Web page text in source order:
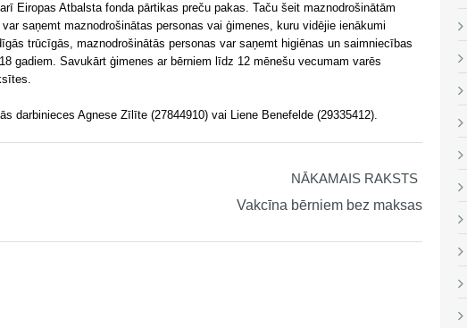
Eiropas Atbalsta fonda pārtikas preču pakas. Taču šeit maznodrošinātām
saņemt maznodrošinātas personas vai ģimenes, kuru vidējie ienākumi
trūcīgās, maznodrošinātās personas var saņemt higiēnas un saimniecības
gadiem. Savukārt ģimenes ar bērniem līdz 12 mēnešu vecumam varēs
darbinieces Agnese Zīlīte (27844910) vai Liene Benefelde (29335412).
NĀKAMAIS RAKSTS
Vakcīna bērniem bez maksas